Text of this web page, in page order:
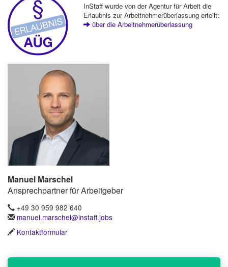
InStaff wurde von der Agentur für Arbeit die
Erlaubnis zur Arbeitnehmerüberlassung erteilt:
über die Arbeitnehmerüberlassung
Manuel Marschel
Ansprechpartner für Arbeitgeber
+49 30 959 982 640
manuel.marschel@instaff.jobs
Kontaktformular